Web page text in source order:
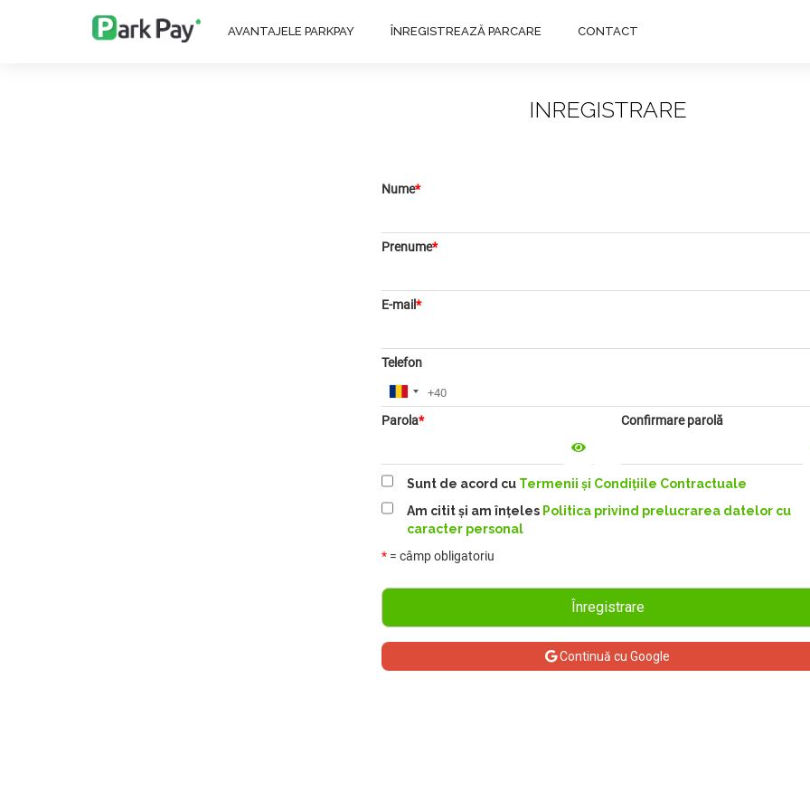
AVANTAJELE PARKPAY ÎNREGISTREAZĂ PARCARE CONTACT
INREGISTRARE
Nume*
Prenume*
E-mail*
Telefon
Parola* Confirmare parolă
Sunt de acord cu Termenii și Condițiile Contractuale
Am citit și am înțeles Politica privind prelucrarea datelor cu
caracter personal
*
= câmp obligatoriu
Înregistrare
Continuă cu Google